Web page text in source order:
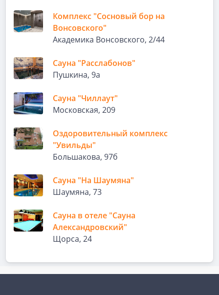
Комплекс "Сосновый бор на
Вонсовского"
Академика Вонсовского, 2/44
Сауна "Расслабонов"
Пушкина, 9а
Сауна "Чиллаут"
Московская, 209
Оздоровительный комплекс
"Увильды"
Большакова, 97б
Сауна "На Шаумяна"
Шаумяна, 73
Сауна в отеле "Сауна
Александровский"
Щорса, 24